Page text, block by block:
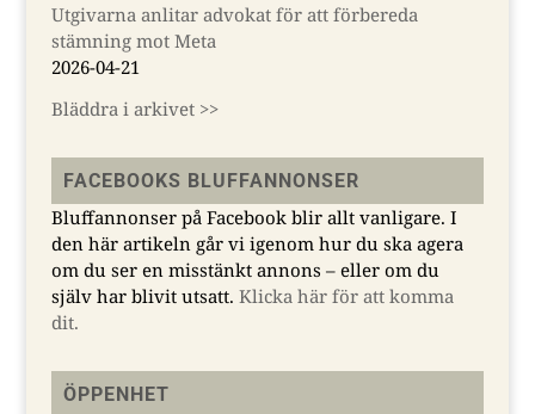
Utgivarna anlitar advokat för att förbereda
stämning mot Meta
2026-04-21
Bläddra i arkivet >>
FACEBOOKS BLUFFANNONSER
Bluffannonser på Facebook blir allt vanligare. I
den här artikeln går vi igenom hur du ska agera
om du ser en misstänkt annons – eller om du
själv har blivit utsatt. Klicka här för att komma
dit.
ÖPPENHET